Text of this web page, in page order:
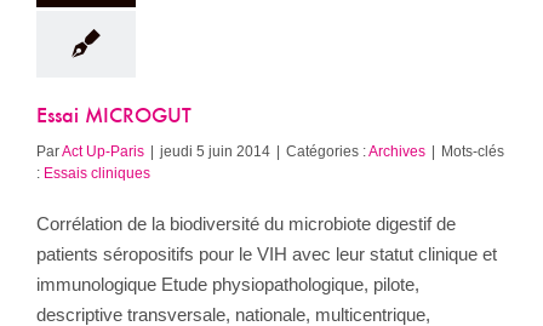
Essai MICROGUT
ParAct Up-Paris | jeudi 5 juin 2014 | Catégories :Archives | Mots-clés
: Essais cliniques
Corrélation de la biodiversité du microbiote digestif de
patients séropositifs pour le VIH avec leur statut clinique et
immunologique Etude physiopathologique, pilote,
descriptive transversale, nationale, multicentrique,